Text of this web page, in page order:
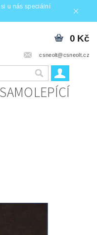
u nás speciální
csneolt@csneolt.cz
0 Kč